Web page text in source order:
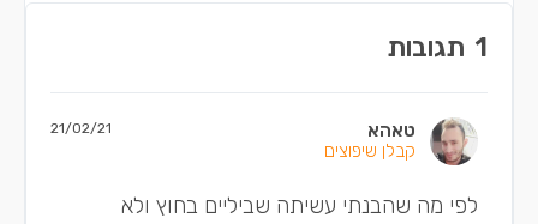
1 תגובות
טאהא
קבלן שיפוצים
21/02/21
לפי מה שהבנתי עשיתה שביליים בחוץ ולא